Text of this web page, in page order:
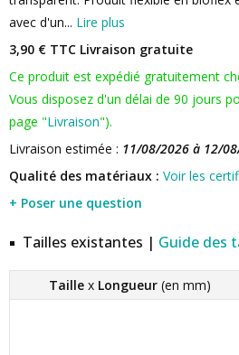
avec d'un... Lire plus
3,90 € TTC Livraison gratuite
Ce produit est expédié gratuitement
Vous disposez d'un délai de 90 jours
page "Livraison").
Livraison estimée : 11/08/2026 à 12/
Qualité des matériaux : Voir les
+ Poser une question
Tailles existantes | Guide des
Taille x Longueur (en mm)